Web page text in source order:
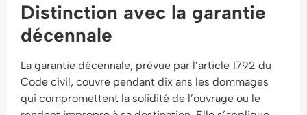
Distinction avec la garantie
décennale
La garantie décennale, prévue par l’article 1792 du
Code civil, couvre pendant dix ans les dommages
qui compromettent la solidité de l’ouvrage ou le